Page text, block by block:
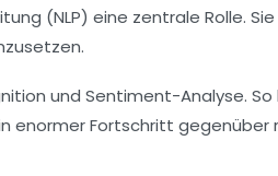
(NLP) eine zentrale Rolle.
und Sentiment-Analyse.
enormer Fortschritt